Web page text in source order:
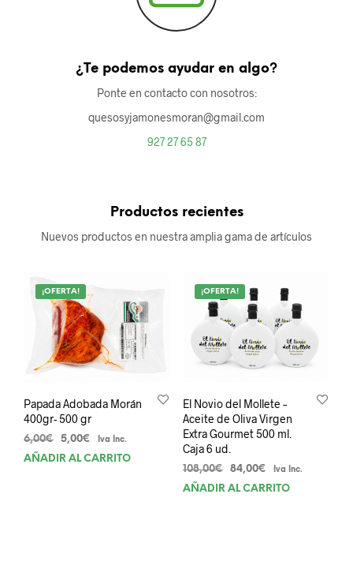
¿Te podemos ayudar en algo?
Ponte en contacto con nosotros:
quesosyjamonesmoran@gmail.com
927 27 65 87
Productos recientes
Nuevos productos en nuestra amplia gama de artículos
¡OFERTA!
Papada Adobada Morán
400gr- 500 gr
6,00€
El
precio
5,00€
El
precio
Iva Inc.
AÑADIR AL CARRITO
¡OFERTA!
El Novio del Mollete –
Aceite de Oliva Virgen
Extra Gourmet 500 ml.
Caja 6 ud.
108,00€
El
precio
84,00€
El
precio
Iva Inc.
AÑADIR AL CARRITO